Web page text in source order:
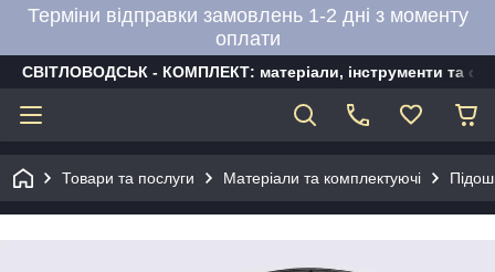
Терміни відправки замовлень 1-2 дні з моменту
оплати
СВІТЛОВОДСЬК - КОМПЛЕКТ: матеріали, інструменти та
Товари та послуги Матеріали та комплектуючі